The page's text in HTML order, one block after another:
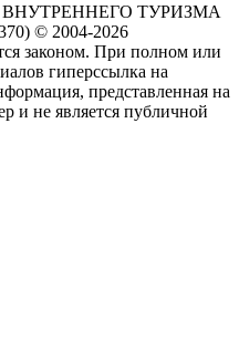
ТУРИЗМА
© 2004-2026
законом. При полном или
гиперссылка на
представленная на
и не является публичной